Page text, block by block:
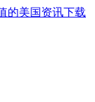
的美国资讯下载